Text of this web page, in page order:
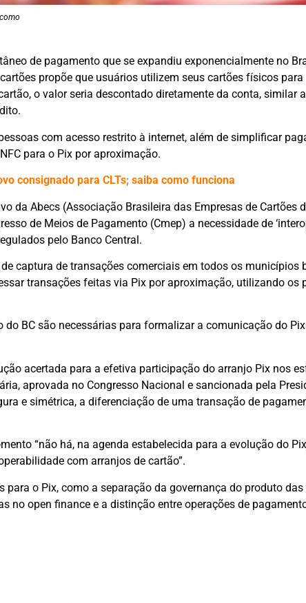
de pagamento que se expandiu exponencialmente no
propõe que usuários utilizem seus cartões físicos para
o valor seria descontado diretamente da conta, similar
com acesso restrito à internet, além de simplificar
para o Pix por aproximação.
consignado para CLTs; saiba como funciona
da Abecs (Associação Brasileira das Empresas de Cartões
de Meios de Pagamento (Cmep) a necessidade de
pelo Banco Central.
captura de transações comerciais em todos os municípios
transações feitas via Pix por aproximação, utilizando os
do BC são necessárias para formalizar a comunicação do
acertada para a efetiva participação do arranjo Pix nos
aprovada no Congresso Nacional e sancionada pela
e simétrica, a diferenciação de uma transação de
“não há, na agenda estabelecida para a evolução do
com arranjos de cartão”.
o Pix, como a separação da governança do produto
no open finance e a distinção entre operações de